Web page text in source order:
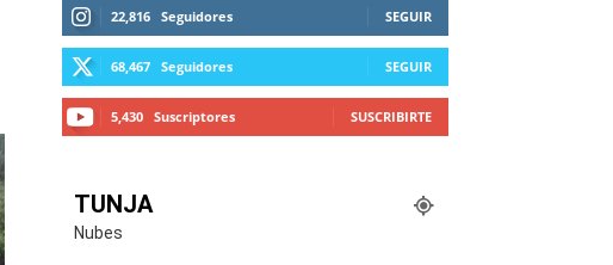
22,816 Seguidores SEGUIR
68,467 Seguidores SEGUIR
5,430 Suscriptores SUSCRIBIRTE
TUNJA
Nubes